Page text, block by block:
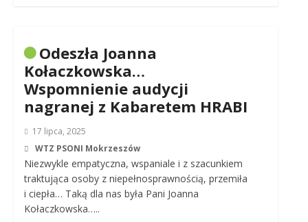
Odeszła Joanna
Kołaczkowska…
Wspomnienie audycji
nagranej z Kabaretem HRABI
17 lipca, 2025
WTZ PSONI Mokrzeszów
Niezwykle empatyczna, wspaniale i z szacunkiem
traktująca osoby z niepełnosprawnością, przemiła
i ciepła… Taką dla nas była Pani Joanna
Kołaczkowska…..